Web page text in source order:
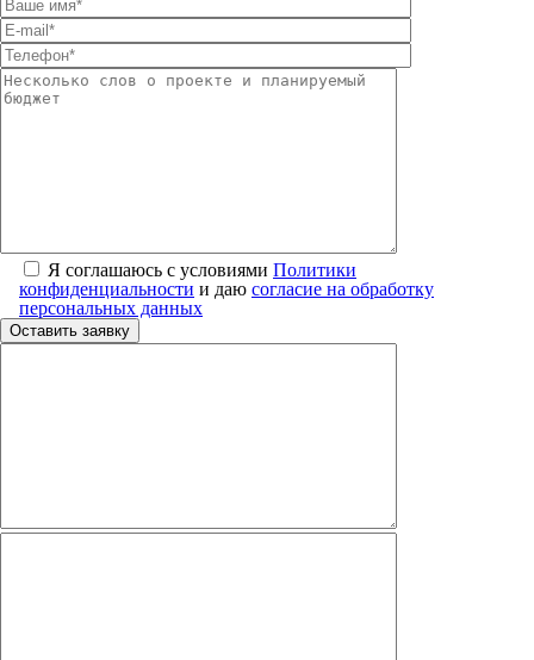
Я соглашаюсь с условиями Политики
конфиденциальности и даю согласие на обработку
персональных данных